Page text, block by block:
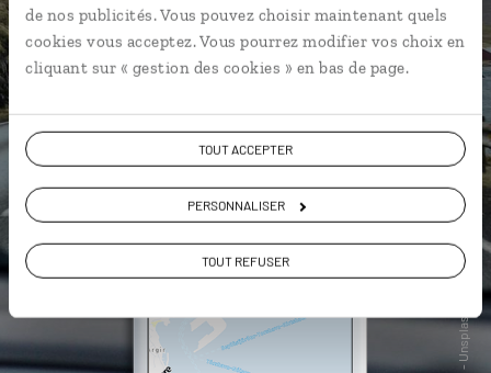
de nos publicités. Vous pouvez choisir maintenant quels
cookies vous acceptez. Vous pourrez modifier vos choix en
cliquant sur « gestion des cookies » en bas de page.
TOUT ACCEPTER
PERSONNALISER
TOUT REFUSER